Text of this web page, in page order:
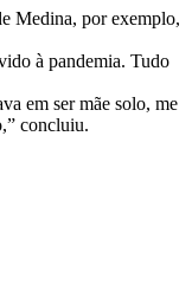
Medina, por exemplo,
à pandemia. Tudo
em ser mãe solo, me
concluiu.